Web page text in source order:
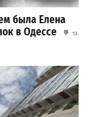
была Елена
в Одессе
13